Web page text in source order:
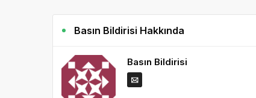
Basın Bildirisi Hakkında
Basın Bildirisi